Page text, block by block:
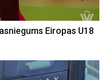
Eiropas U18